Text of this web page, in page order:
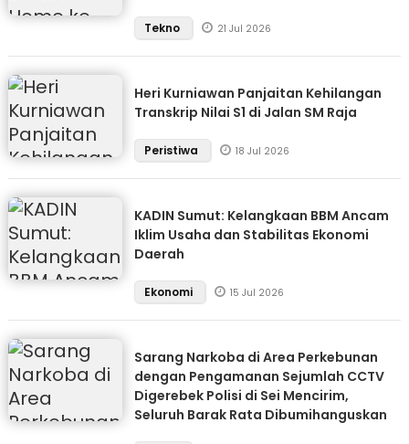
Tekno 21 Jul 2026
Heri Kurniawan Panjaitan Kehilangan
Transkrip Nilai S1 di Jalan SM Raja
Peristiwa 18 Jul 2026
KADIN Sumut: Kelangkaan BBM Ancam
Iklim Usaha dan Stabilitas Ekonomi
Daerah
Ekonomi 15 Jul 2026
Sarang Narkoba di Area Perkebunan
dengan Pengamanan Sejumlah CCTV
Digerebek Polisi di Sei Mencirim,
Seluruh Barak Rata Dibumihanguskan